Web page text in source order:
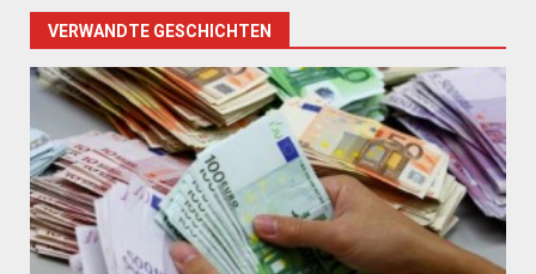
VERWANDTE GESCHICHTEN